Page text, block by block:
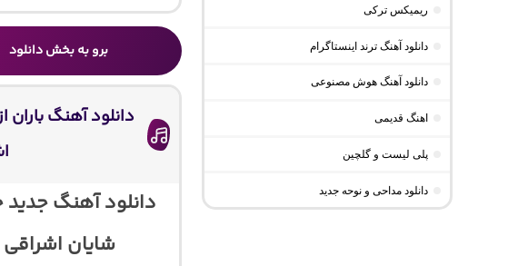
برو به بخش دانلود
دانلود آهنگ باران
دانلود آهنگ جدید
شایان اشراقی
ریمیکس ترکی
دانلود آهنگ ترند اینستاگرام
دانلود آهنگ هوش مصنوعی
اهنگ قدیمی
پلی لیست و گلچین
دانلود مداحی و نوحه جدید